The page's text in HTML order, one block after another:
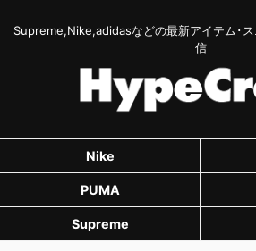
Supreme,Nike,adidasなどの最新アイテム･
信
Nike
PUMA
Supreme